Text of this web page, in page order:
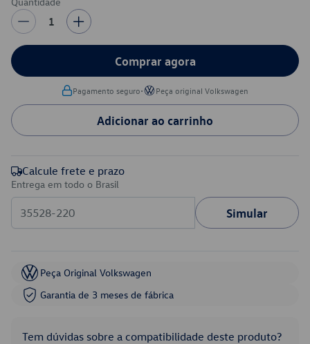
1
Comprar agora
Pagamento seguro• Peça original Volkswagen
Adicionar ao carrinho
Calcule frete e prazo
Entrega em todo o Brasil
Simular
Peça Original Volkswagen
Garantia de 3 meses de fábrica
Tem dúvidas sobre a compatibilidade deste produto?